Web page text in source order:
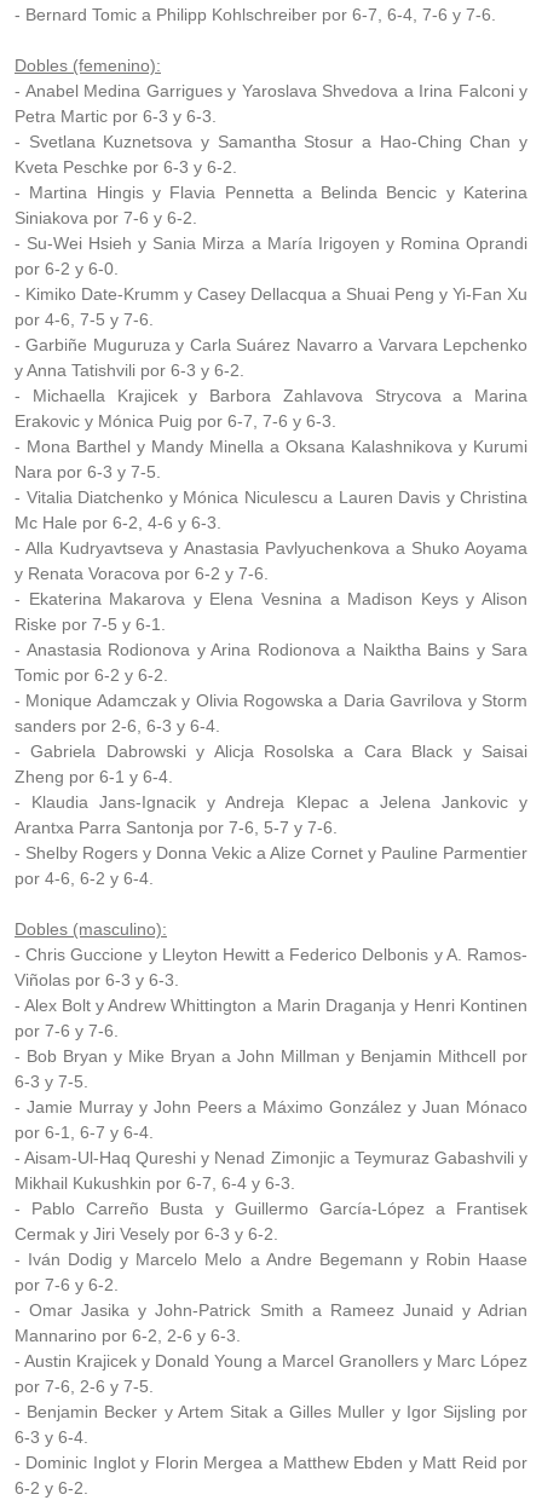
- Bernard Tomic a Philipp Kohlschreiber por 6-7, 6-4, 7-6 y 7-6.
Dobles (femenino):
- Anabel Medina Garrigues y Yaroslava Shvedova a Irina Falconi y
Petra Martic por 6-3 y 6-3.
- Svetlana Kuznetsova y Samantha Stosur a Hao-Ching Chan y
Kveta Peschke por 6-3 y 6-2.
- Martina Hingis y Flavia Pennetta a Belinda Bencic y Katerina
Siniakova por 7-6 y 6-2.
- Su-Wei Hsieh y Sania Mirza a María Irigoyen y Romina Oprandi
por 6-2 y 6-0.
- Kimiko Date-Krumm y Casey Dellacqua a Shuai Peng y Yi-Fan Xu
por 4-6, 7-5 y 7-6.
- Garbiñe Muguruza y Carla Suárez Navarro a Varvara Lepchenko
y Anna Tatishvili por 6-3 y 6-2.
- Michaella Krajicek y Barbora Zahlavova Strycova a Marina
Erakovic y Mónica Puig por 6-7, 7-6 y 6-3.
- Mona Barthel y Mandy Minella a Oksana Kalashnikova y Kurumi
Nara por 6-3 y 7-5.
- Vitalia Diatchenko y Mónica Niculescu a Lauren Davis y Christina
Mc Hale por 6-2, 4-6 y 6-3.
- Alla Kudryavtseva y Anastasia Pavlyuchenkova a Shuko Aoyama
y Renata Voracova por 6-2 y 7-6.
- Ekaterina Makarova y Elena Vesnina a Madison Keys y Alison
Riske por 7-5 y 6-1.
- Anastasia Rodionova y Arina Rodionova a Naiktha Bains y Sara
Tomic por 6-2 y 6-2.
- Monique Adamczak y Olivia Rogowska a Daria Gavrilova y Storm
sanders por 2-6, 6-3 y 6-4.
- Gabriela Dabrowski y Alicja Rosolska a Cara Black y Saisai
Zheng por 6-1 y 6-4.
- Klaudia Jans-Ignacik y Andreja Klepac a Jelena Jankovic y
Arantxa Parra Santonja por 7-6, 5-7 y 7-6.
- Shelby Rogers y Donna Vekic a Alize Cornet y Pauline Parmentier
por 4-6, 6-2 y 6-4.
Dobles (masculino):
- Chris Guccione y Lleyton Hewitt a Federico Delbonis y A. Ramos-
Viñolas por 6-3 y 6-3.
- Alex Bolt y Andrew Whittington a Marin Draganja y Henri Kontinen
por 7-6 y 7-6.
- Bob Bryan y Mike Bryan a John Millman y Benjamin Mithcell por
6-3 y 7-5.
- Jamie Murray y John Peers a Máximo González y Juan Mónaco
por 6-1, 6-7 y 6-4.
- Aisam-Ul-Haq Qureshi y Nenad Zimonjic a Teymuraz Gabashvili y
Mikhail Kukushkin por 6-7, 6-4 y 6-3.
- Pablo Carreño Busta y Guillermo García-López a Frantisek
Cermak y Jiri Vesely por 6-3 y 6-2.
- Iván Dodig y Marcelo Melo a Andre Begemann y Robin Haase
por 7-6 y 6-2.
- Omar Jasika y John-Patrick Smith a Rameez Junaid y Adrian
Mannarino por 6-2, 2-6 y 6-3.
- Austin Krajicek y Donald Young a Marcel Granollers y Marc López
por 7-6, 2-6 y 7-5.
- Benjamin Becker y Artem Sitak a Gilles Muller y Igor Sijsling por
6-3 y 6-4.
- Dominic Inglot y Florin Mergea a Matthew Ebden y Matt Reid por
6-2 y 6-2.